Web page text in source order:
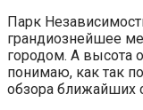
Парк
грандиознейшее
городом. А высота
понимаю, как так
обзора ближайших